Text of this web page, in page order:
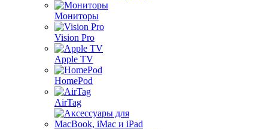
Мониторы
Vision Pro
Apple TV
HomePod
AirTag